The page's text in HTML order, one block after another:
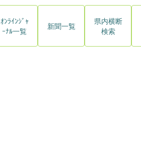
ｵﾝﾗｲﾝｼﾞｬ
ｰﾅﾙ一覧
新聞一覧
県内横断
検索